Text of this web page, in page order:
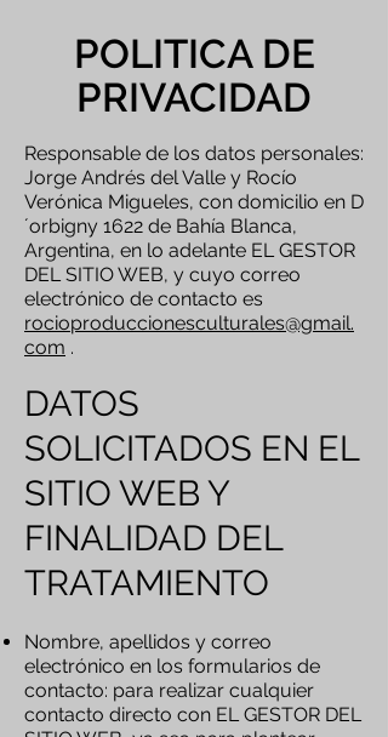
POLITICA DE
PRIVACIDAD
Responsable de los datos personales:
Jorge Andrés del Valle y Rocío
Verónica Migueles, con domicilio en D
´orbigny 1622 de Bahía Blanca,
Argentina, en lo adelante EL GESTOR
DEL SITIO WEB, y cuyo correo
electrónico de contacto es
rocioproduccionesculturales@gmail.
com .
DATOS
SOLICITADOS EN EL
SITIO WEB Y
FINALIDAD DEL
TRATAMIENTO
Nombre, apellidos y correo
electrónico en los formularios de
contacto: para realizar cualquier
contacto directo con EL GESTOR DEL